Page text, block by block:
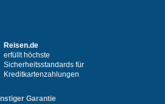
Reisen.de
erfüllt höchste
Sicherheitsstandards für
Kreditkartenzahlungen
Garantie